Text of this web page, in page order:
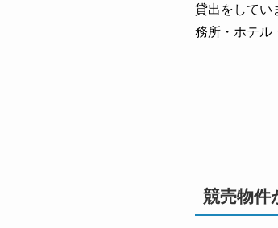
貸出をしてい
務所・ホテル
競売物件